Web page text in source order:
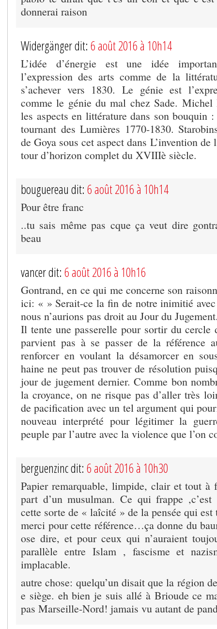
donnerai raison
Widergänger dit: 6 août 2016 à 10h14
L’idée d’énergie est une idée
l’expression des arts comme de la
s’achever vers 1830. Le génie est
comme le génie du mal chez Sade.
les aspects en littérature dans son bouquin :
tournant des Lumières 1770-1830.
de Goya sous cet aspect dans L’invention
tour d’horizon complet du XVIIIè siècle.
bouguereau dit: 6 août 2016 à 10h14
Pour être franc
..tu sais même pas cque ça veut dire
beau
vancer dit: 6 août 2016 à 10h16
Gontrand, en ce qui me concerne son
ici: « » Serait-ce la fin de notre inimitié
nous n’aurions pas droit au Jour du
Il tente une passerelle pour sortir du cercle
parvient pas à se passer de la référence
renforcer en voulant la désamorcer en
haine ne peut pas trouver de résolution
jour de jugement dernier. Comme bon
la croyance, on ne risque pas d’aller très
de pacification avec un tel argument qui
nouveau interprété pour légitimer la
peuple par l’autre avec la violence que l’on
berguenzinc dit: 6 août 2016 à 10h30
Papier remarquable, limpide, clair et tout à
part d’un musulman. Ce qui frappe
cette sorte de « laîcité » de la pensée qui est
merci pour cette référence…ça donne du
ose dire, et pour ceux qui n’auraient
parallèle entre Islam , fascisme et
implacable.
autre chose: quelqu’un disait que la région
e siège. eh bien je suis allé à Brioude ce
pas Marseille-Nord! jamais vu autant de